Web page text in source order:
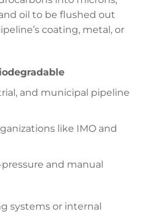
oil to be flushed out
coating, metal, or
and municipal pipeline
like IMO and
and manual
systems or internal